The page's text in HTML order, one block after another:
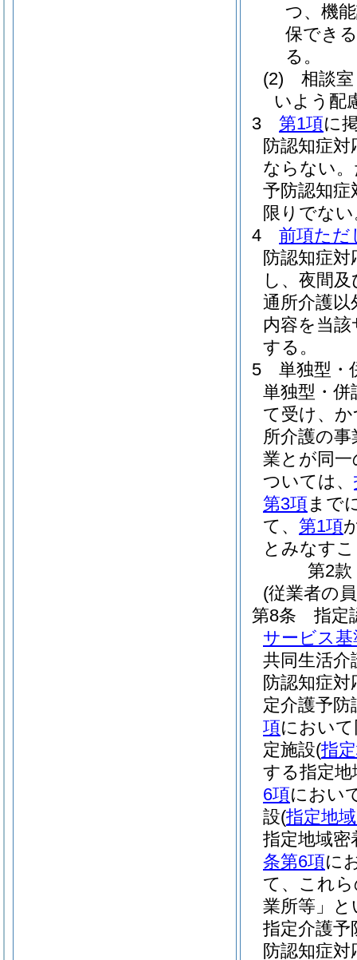
つ、機
保でき
る。
(2)
相談
いよう配
3
第1項に
防認知症
ならない。
予防認知
限りでな
4
前項ただ
防認知症
し、夜間
通所介護
内容を当
する。
5
単独型・
単独型・併
て受け、
所介護の
業とが同
ついては、
第3項 まで
て、 第1項
とみなす
第2款
(従業者の
第8条
指定
サービス
共同生活介
防認知症
定介護予
項におい
定施設(指
する指定
6項におい
設(指定地
指定地域密
条第6項に
て、これ
業所等」と
指定介護予
防認知症